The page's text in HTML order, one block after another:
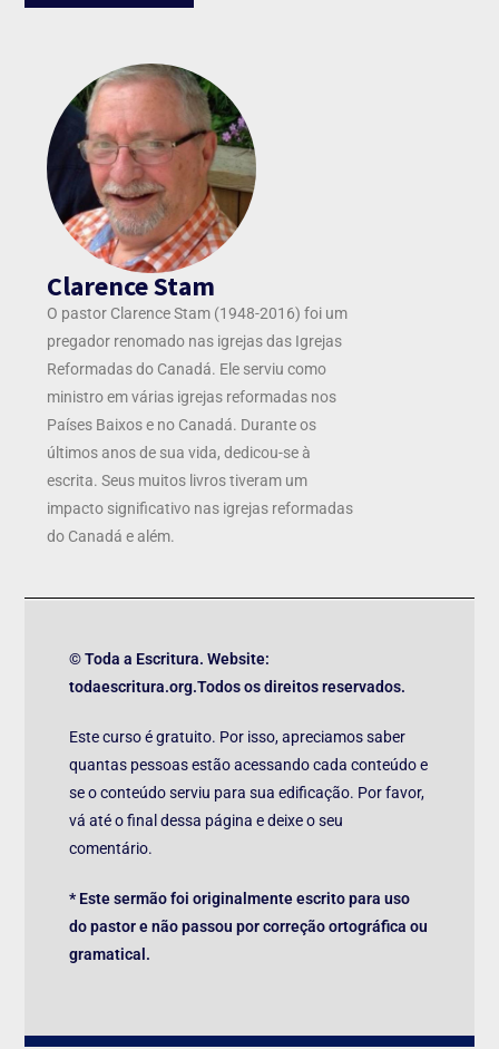
Clarence Stam
O pastor Clarence Stam (1948-2016) foi um
pregador renomado nas igrejas das Igrejas
Reformadas do Canadá. Ele serviu como
ministro em várias igrejas reformadas nos
Países Baixos e no Canadá. Durante os
últimos anos de sua vida, dedicou-se à
escrita. Seus muitos livros tiveram um
impacto significativo nas igrejas reformadas
do Canadá e além.
© Toda a Escritura. Website:
todaescritura.org.Todos os direitos reservados.
Este curso é gratuito. Por isso, apreciamos saber
quantas pessoas estão acessando cada conteúdo e
se o conteúdo serviu para sua edificação. Por favor,
vá até o final dessa página e deixe o seu
comentário.
* Este sermão foi originalmente escrito para uso
do pastor e não passou por correção ortográfica ou
gramatical.